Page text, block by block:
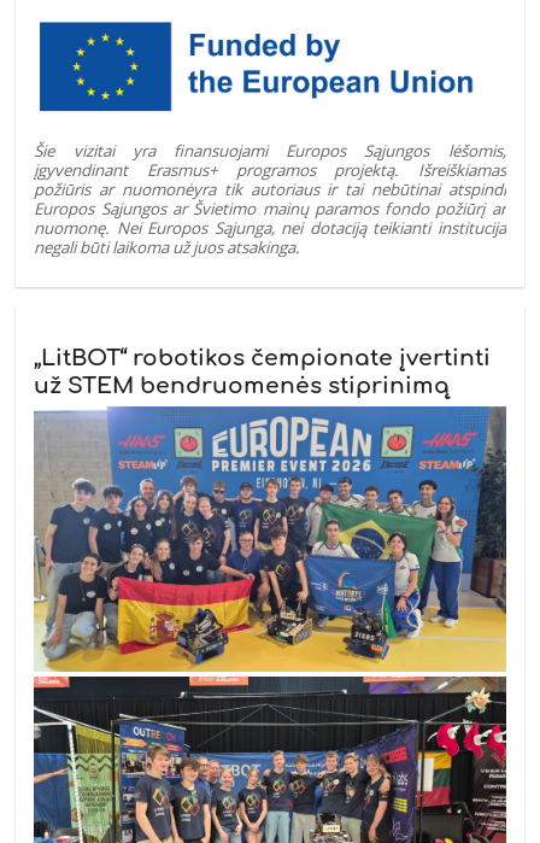
Šie vizitai yra finansuojami Europos Sąjungos lėšomis,
įgyvendinant Erasmus+ programos projektą. Išreiškiamas
požiūris ar nuomonėyra tik autoriaus ir tai nebūtinai atspindi
Europos Sąjungos ar Švietimo mainų paramos fondo požiūrį ar
nuomonę. Nei Europos Sąjunga, nei dotaciją teikianti institucija
negali būti laikoma už juos atsakinga.
„LitBOT“ robotikos čempionate įvertinti
už STEM bendruomenės stiprinimą